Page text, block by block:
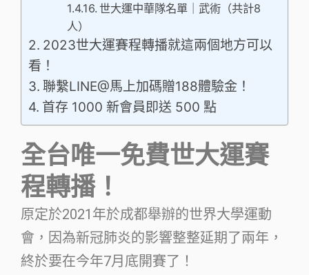
世大運中華隊名單｜武術（共計8
人）
2023世大運賽程轉播就這兩個地方可以
看！
聯繫LINE@馬上加碼贈188體驗金！
首存 1000 新會員即送 500 點
全台唯一免費世大運賽
程轉播！
原定於2021年於成都舉辦的世界大學運動
會，因為新冠肺炎的影響整整延期了兩年，
終於要在今年7月底開賽了！